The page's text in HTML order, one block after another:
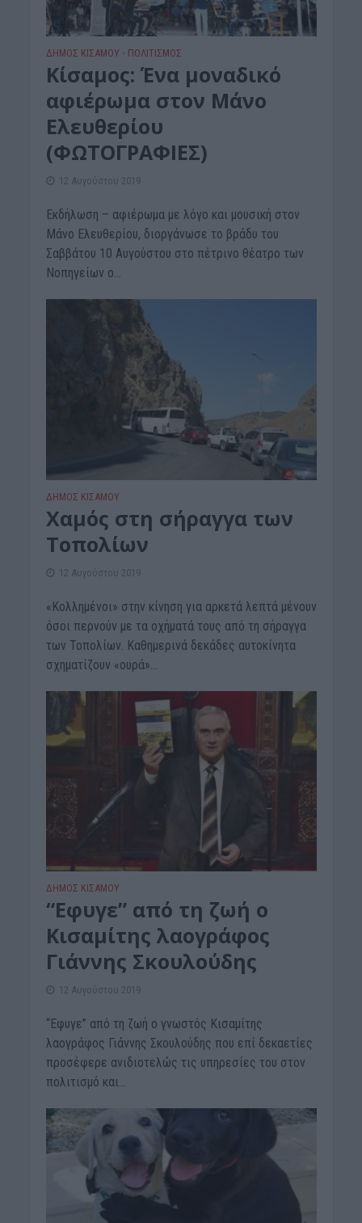
ΔΉΜΟΣ ΚΙΣΆΜΟΥ • ΠΟΛΙΤΙΣΜΟΣ
Κίσαμος: Ένα μοναδικό
αφιέρωμα στον Μάνο
Ελευθερίου
(ΦΩΤΟΓΡΑΦΙΕΣ)
12 Αυγούστου 2019
Εκδήλωση – αφιέρωμα με λόγο και μουσική στον
Μάνο Ελευθερίου, διοργάνωσε το βράδυ του
Σαββάτου 10 Αυγούστου στο πέτρινο θέατρο των
Νοπηγείων ο...
ΔΉΜΟΣ ΚΙΣΆΜΟΥ
Χαμός στη σήραγγα των
Τοπολίων
12 Αυγούστου 2019
«Κολλημένοι» στην κίνηση για αρκετά λεπτά μένουν
όσοι περνούν με τα οχήματά τους από τη σήραγγα
των Τοπολίων. Καθημερινά δεκάδες αυτοκίνητα
σχηματίζουν «ουρά»...
ΔΉΜΟΣ ΚΙΣΆΜΟΥ
“Εφυγε” από τη ζωή ο
Κισαμίτης λαογράφος
Γιάννης Σκουλούδης
12 Αυγούστου 2019
“Εφυγε” από τη ζωή ο γνωστός Κισαμίτης
λαογράφος Γιάννης Σκουλούδης που επί δεκαετίες
προσέφερε ανιδιοτελώς τις υπηρεσίες του στον
πολιτισμό και...